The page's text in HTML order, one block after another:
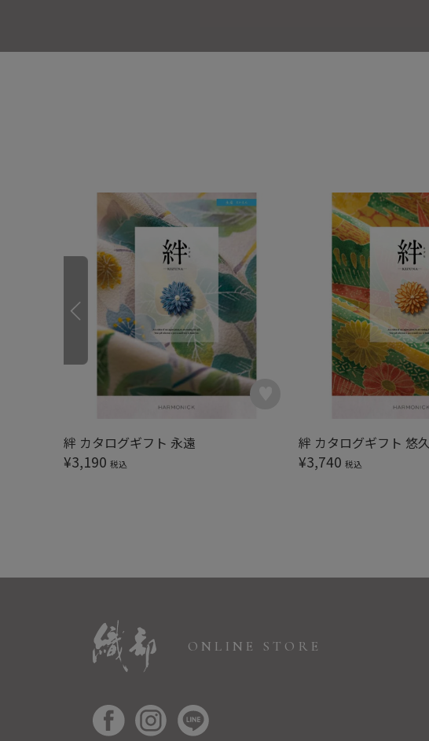
絆 カタログギフト 永遠
¥3,190 税込
絆 カタログギフト 悠久
¥3,740 税込
ONLINE STORE